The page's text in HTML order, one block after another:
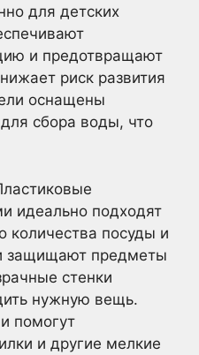
для детских
и предотвращают
риск развития
оснащены
сбора воды, что
идеально подходят
количества посуды и
защищают предметы
стенки
нужную вещь.
помогут
и другие мелкие